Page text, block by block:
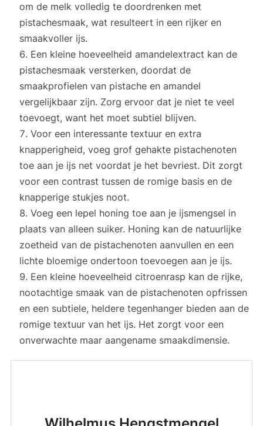
om de melk volledig te doordrenken met
pistachesmaak, wat resulteert in een rijker en
smaakvoller ijs.
Een kleine hoeveelheid amandelextract kan de
pistachesmaak versterken, doordat de
smaakprofielen van pistache en amandel
vergelijkbaar zijn. Zorg ervoor dat je niet te veel
toevoegt, want het moet subtiel blijven.
Voor een interessante textuur en extra
knapperigheid, voeg grof gehakte pistachenoten
toe aan je ijs net voordat je het bevriest. Dit zorgt
voor een contrast tussen de romige basis en de
knapperige stukjes noot.
Voeg een lepel honing toe aan je ijsmengsel in
plaats van alleen suiker. Honing kan de natuurlijke
zoetheid van de pistachenoten aanvullen en een
lichte bloemige ondertoon toevoegen aan je ijs.
Een kleine hoeveelheid citroenrasp kan de rijke,
nootachtige smaak van de pistachenoten opfrissen
en een subtiele, heldere tegenhanger bieden aan de
romige textuur van het ijs. Het zorgt voor een
onverwachte maar aangename smaakdimensie.